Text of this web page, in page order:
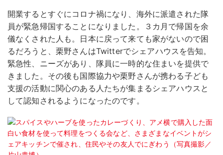
開業するとすぐにコロナ禍になり、海外に派遣された隊
員が緊急帰国することになりました。３カ月で帰国を余
儀なくされた人も。日本に戻って来ても家がないので困
るだろうと、栗野さんはTwitterでシェアハウスを告知。
緊急性、ニーズがあり、隊員に一時的な住まいを提供で
きました。その後も国際協力や栗野さんが携わる子ども
支援の活動に関心のある人たちが集まるシェアハウスと
して認知されるようになったのです。